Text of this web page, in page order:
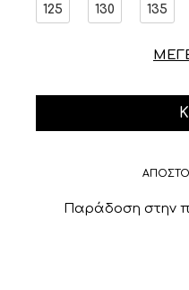
125 130 135
Παράδοση στην